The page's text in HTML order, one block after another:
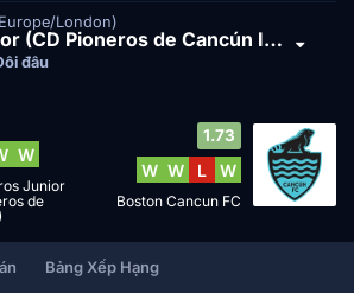
London)
CD Pioneros Junior (CD Pioneros de Cancún II) đấu với Boston Cancun FC
đầu
W
Junior
de
1.73
W W L W
Boston Cancun FC
Bảng Xếp Hạng